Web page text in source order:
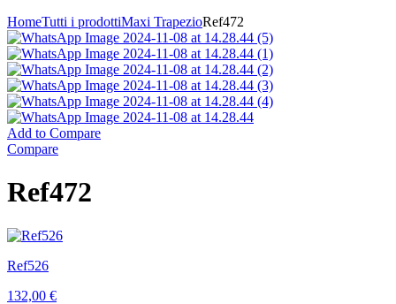
HomeTutti i prodottiMaxi TrapezioRef472
Add to Compare
Compare
Ref472
Ref526
132,00 €